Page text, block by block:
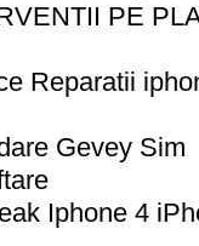
PE
Reparatii
Gevey Sim
Iphone 4